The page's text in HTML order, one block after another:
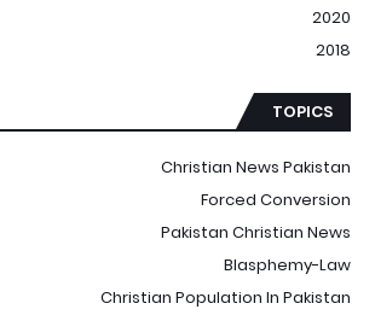
2020
2018
TOPICS
Christian News Pakistan
Forced Conversion
Pakistan Christian News
Blasphemy-Law
Christian Population In Pakistan